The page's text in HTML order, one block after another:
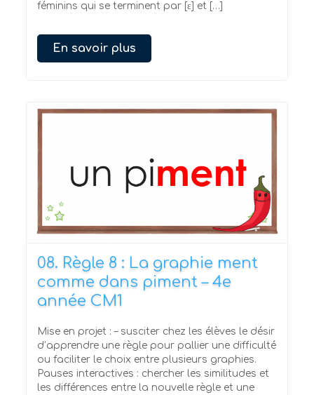
féminins qui se terminent par [ɛ] et […]
En savoir plus
08. Règle 8 : La graphie ment
comme dans piment – 4e
année CM1
Mise en projet : – susciter chez les élèves le désir
d’apprendre une règle pour pallier une difficulté
ou faciliter le choix entre plusieurs graphies.
Pauses interactives : chercher les similitudes et
les différences entre la nouvelle règle et une